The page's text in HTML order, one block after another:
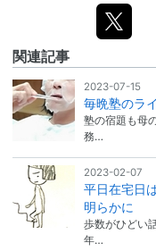
関連記事
2023-07-15
毎晩塾のラ
塾の宿題も母
務…
2023-02-07
平日在宅日
明らかに
歩数がひどい
年…